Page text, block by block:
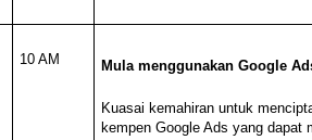
10 AM Mula menggunakan Google
Kuasai kemahiran untuk
kempen Google Ads yang dapat